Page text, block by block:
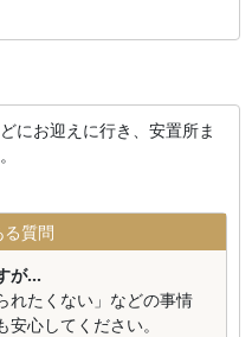
にお迎えに行き、安置所ま
る質問
が...
れたくない」などの事情
心してください。